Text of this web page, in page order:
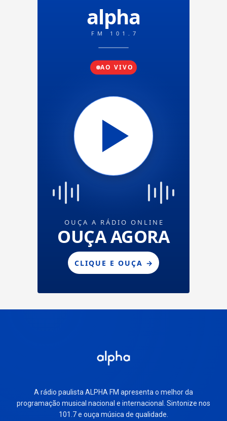
A rádio paulista ALPHA FM apresenta o melhor da
programação musical nacional e internacional. Sintonize nos
101.7 e ouça música de qualidade.